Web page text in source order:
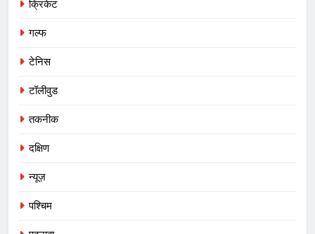
क्रिकेट
गल्फ
टेनिस
टॉलीवुड
तकनीक
दक्षिण
न्यूज़
पश्चिम